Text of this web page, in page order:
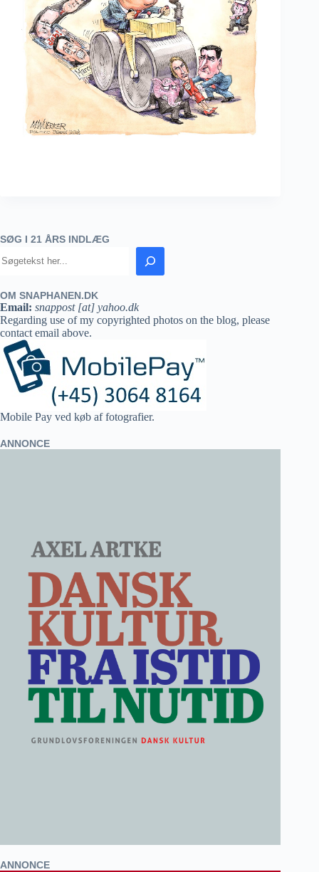
SØG I 21 ÅRS INDLÆG
OM SNAPHANEN.DK
Email: snappost [at] yahoo.dk
Regarding use of my copyrighted photos on the blog, please
contact email above.
Mobile Pay ved køb af fotografier.
ANNONCE
ANNONCE